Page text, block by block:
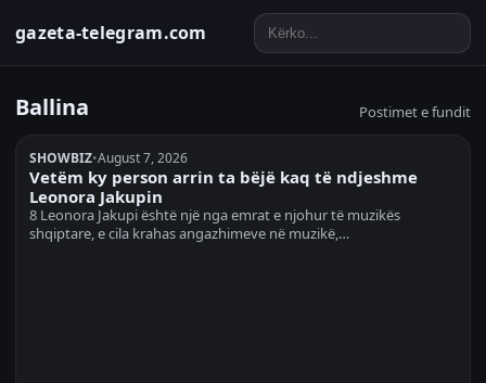
gazeta-telegram.com
Ballina Postimet e fundit
SHOWBIZ•August 7, 2026
Vetëm ky person arrin ta bëjë kaq të ndjeshme
Leonora Jakupin
8 Leonora Jakupi është një nga emrat e njohur të muzikës
shqiptare, e cila krahas angazhimeve në muzikë,…